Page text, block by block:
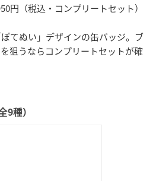
円（税込・コンプリートセット）
てぬい」デザインの缶バッジ。ブ
狙うならコンプリートセットが確
9種）